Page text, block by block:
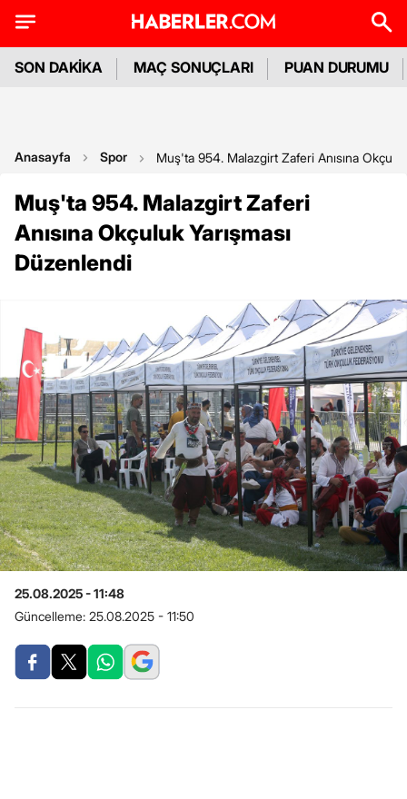
SON DAKİKA MAÇ SONUÇLARI PUAN DURUMU
Anasayfa Spor Muş'ta 954. Malazgirt Zaferi Anısına
Muş'ta 954. Malazgirt Zaferi
Anısına Okçuluk Yarışması
Düzenlendi
25.08.2025 - 11:48
Güncelleme: 25.08.2025 - 11:50